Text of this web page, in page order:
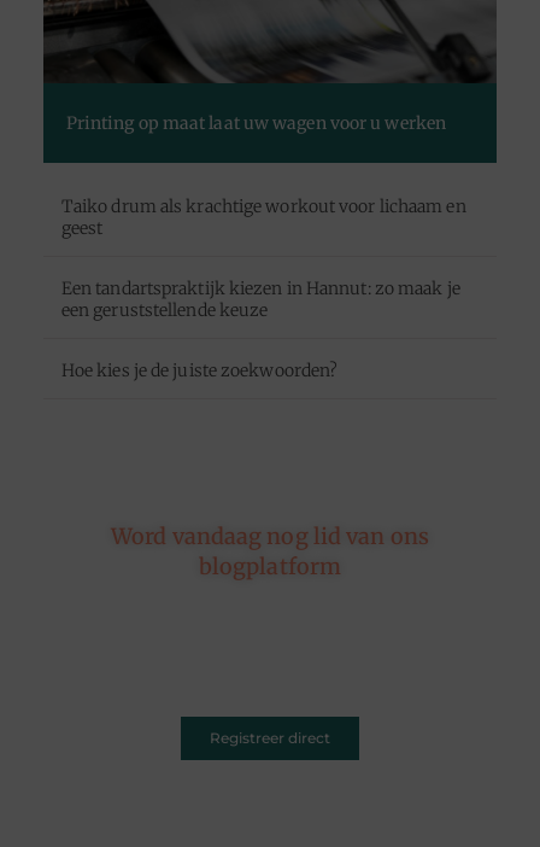
Printing op maat laat uw wagen voor u werken
Taiko drum als krachtige workout voor lichaam en
geest
Een tandartspraktijk kiezen in Hannut: zo maak je
een geruststellende keuze
Hoe kies je de juiste zoekwoorden?
Word vandaag nog lid van ons
blogplatform
Registreer direct